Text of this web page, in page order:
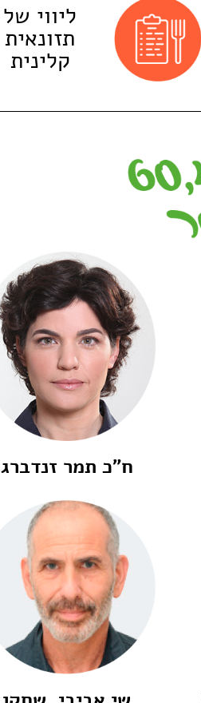
ליווי של
תזונאית
קלינית
ח"כ תמר זנדברג